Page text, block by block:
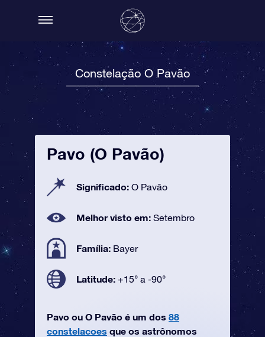
Constelação O Pavão
Pavo (O Pavão)
Significado: O Pavão
Melhor visto em: Setembro
Família: Bayer
Latitude: +15° a -90°
Pavo ou O Pavão é um dos 88
constelacoes que os astrônomos